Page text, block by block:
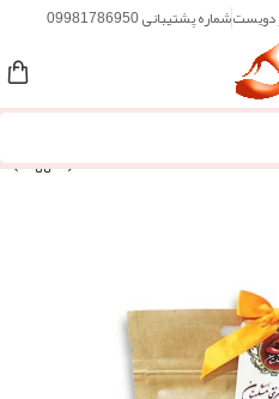
دویستشماره پشتیبانی 09981786950